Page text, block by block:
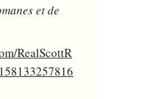
et de
RealScottR